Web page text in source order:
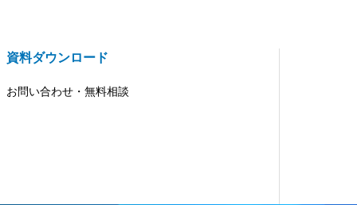
資料ダウンロード
お問い合わせ・無料相談